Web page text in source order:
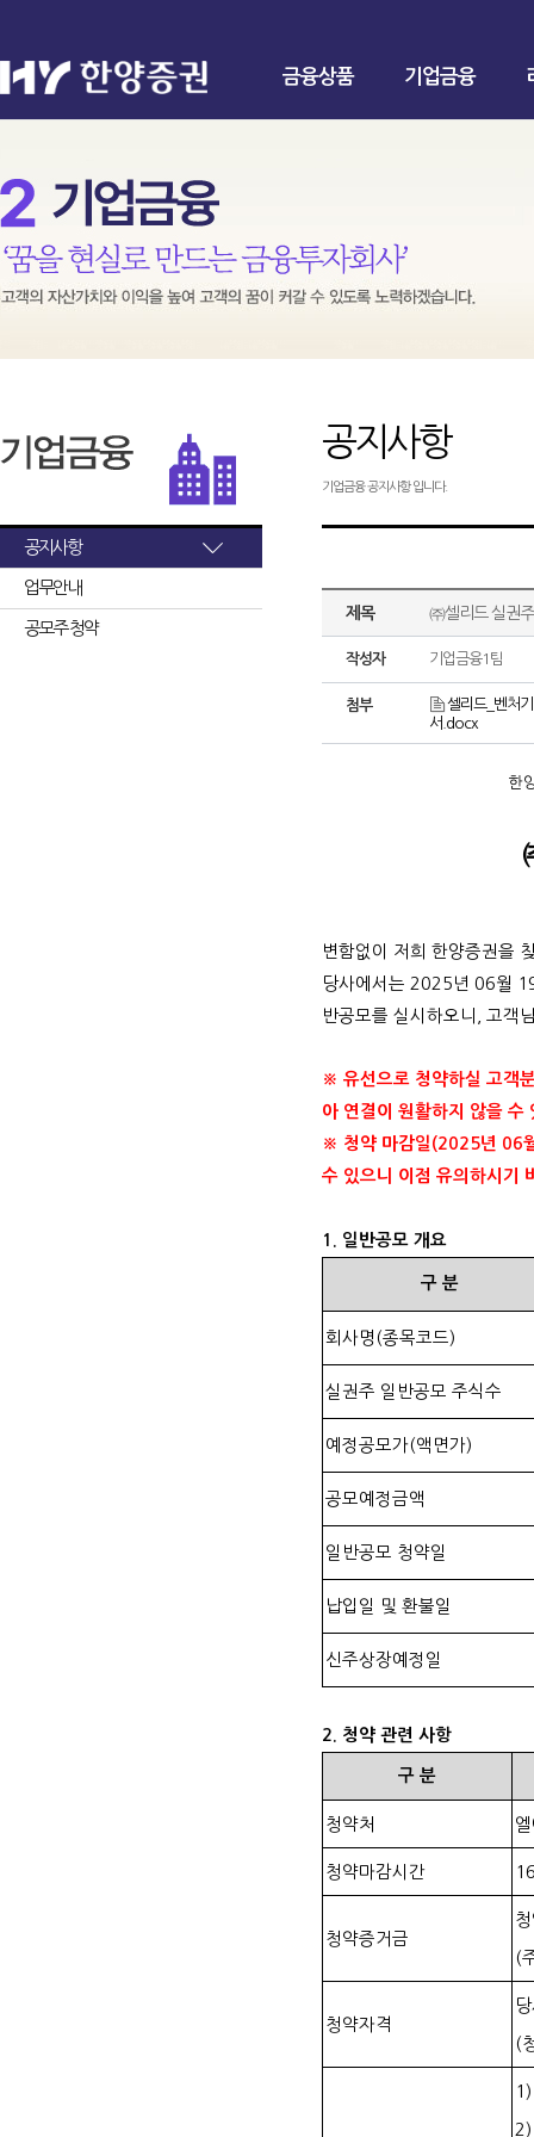
금융상품 기업금융
공지사항
업무안내
공모주 청약
공지사항
기업금융 공지사항 입니다.
제목 ㈜셀리드 실권
작성자 기업금융1팀
첨부
셀리드_벤처
서.docx
한
변함없이 저희 한양증권을
당사에서는 2025 년 06월
반공모를 실시하오니
고객
※ 유선으로 청약하실 고객
아 연결이 원활하지 않을 수
※ 청약 마감일 (2025년 06
수 있으니 이점 유의하시기
1. 일반공모 개요
구 분
회사명 (종목코드)
실권주 일반공모 주식수
예정공모가(액면가)
공모예정금액
일반공모 청약일
납입일 및 환불일
신주상장예정일
2. 청약 관련 사항
구 분
청약처
청약마감시간
청약증거금
(
청약자격
(